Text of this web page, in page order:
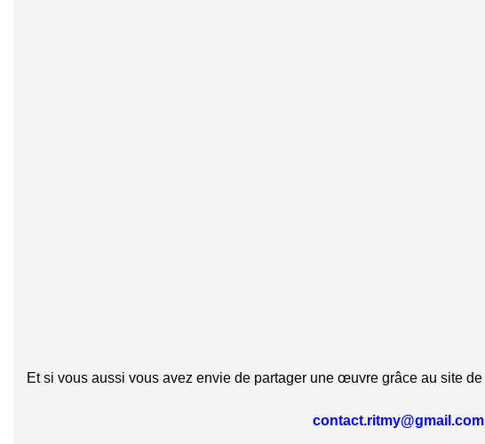
Et si vous aussi vous avez envie de partager une œuvre grâce au site de
contact.ritmy@gmail.com